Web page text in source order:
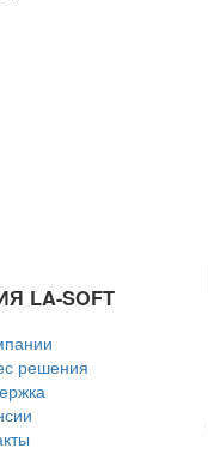
LA-SOFT
решения